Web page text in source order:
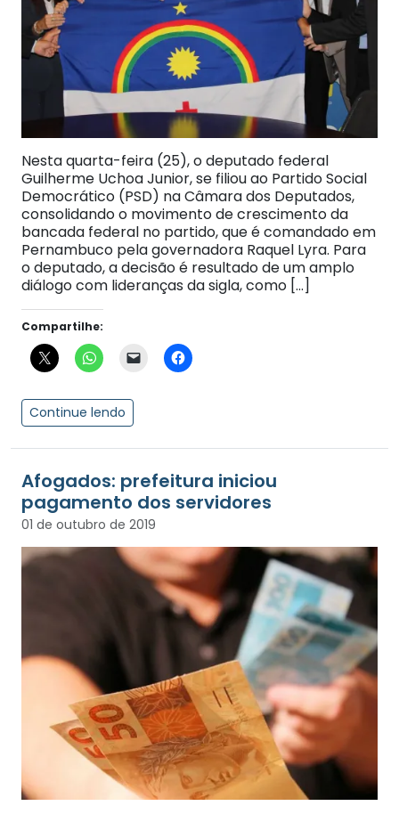
Nesta quarta-feira (25), o deputado federal
Guilherme Uchoa Junior, se filiou ao Partido Social
Democrático (PSD) na Câmara dos Deputados,
consolidando o movimento de crescimento da
bancada federal no partido, que é comandado em
Pernambuco pela governadora Raquel Lyra. Para
o deputado, a decisão é resultado de um amplo
diálogo com lideranças da sigla, como […]
Compartilhe:
Continue lendo
Afogados: prefeitura iniciou
pagamento dos servidores
01 de outubro de 2019